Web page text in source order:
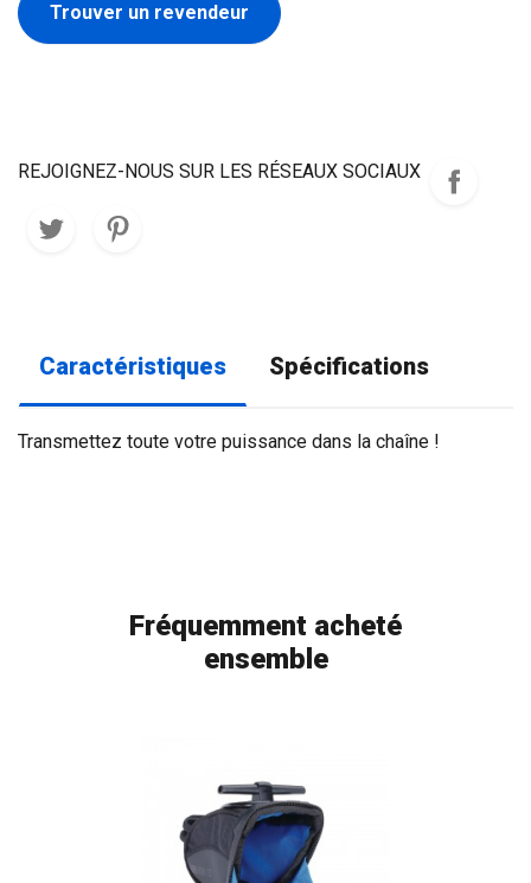
Trouver un revendeur
REJOIGNEZ-NOUS SUR LES RÉSEAUX SOCIAUX
Caractéristiques Spécifications
Transmettez toute votre puissance dans la chaîne !
Fréquemment acheté
ensemble